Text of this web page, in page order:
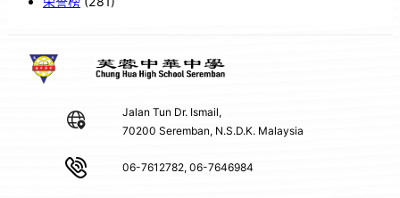
Jalan Tun Dr. Ismail,
70200 Seremban, N.S.D.K. Malaysia
06-7612782, 06-7646984